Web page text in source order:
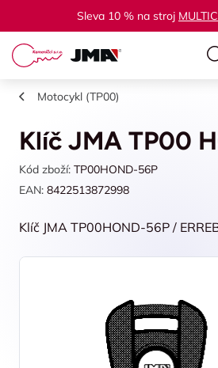
Sleva 10 % na stroj
Motocykl (TP00)
Klíč JMA TP00
Kód zboží: TP00HOND-56P
EAN: 8422513872998
Klíč JMA TP00HOND-56P /